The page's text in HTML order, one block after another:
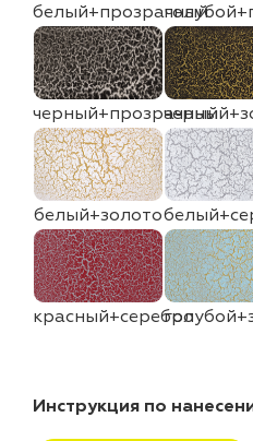
белый+прозрачный
черный+прозрачный
белый+золото
красный+серебро
Инструкция по